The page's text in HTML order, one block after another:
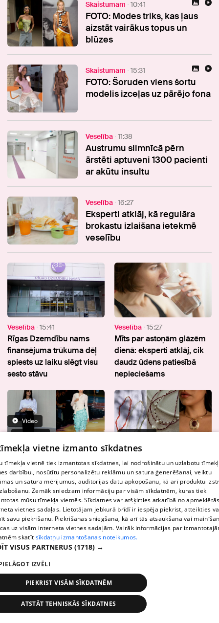
Skaistumam 10:41
FOTO: Modes triks, kas ļaus
aizstāt vairākus topus un
blūzes
Skaistumam 15:31
FOTO: Šoruden viens šortu
modelis izceļas uz pārējo fona
Veselība 11:38
Austrumu slimnīcā pērn
ārstēti aptuveni 1300 pacienti
ar akūtu insultu
Veselība 16:27
Eksperti atklāj, kā regulāra
brokastu izlaišana ietekmē
veselību
Veselība 15:41
Rīgas Dzemdību nams
finansējuma trūkuma dēļ
spiests uz laiku slēgt visu
sesto stāvu
Veselība 15:27
Mīts par astoņām glāzēm
dienā: eksperti atklāj, cik
daudz ūdens patiesībā
nepieciešams
Video
Skaistumam 14:39
FOTO: Atgriežas viena no
spilgtākajām 2000. gadu
tendencēm – modē atkal
dubultsvārki
Skaistumam
FOTO: 5 rotaslietu
tendences, kas šobrīd
dominē modes pasaulē
Reklāma
Māja, dārzs un receptes
Ziņas Meklēt 1188 play
vietne izmanto sīkdatnes
tīmekļa vietnē tiek izmantotas sīkdatnes, lai nodrošinātu un uzlabotu
darbību., nosūtītu personalizētu reklāmu un satura ģenerēšanai, veiktu
un satura mērījumus, auditorijas datu apkopošanu, kā arī produktu
Zemāk sniedzam informāciju par visām sīkdatnēm, kuras tiek
mūsu tīmekļa vietnēs. Sīkdatnes var atšķirties atkarībā no
vietnes sadaļas. Lietotājam jebkurā brīdī ir iespēja piekrist, atteikties
savu piekrišanu. Piekrišanas sniegšana, kā arī tās atsaukšana vai
uz visām interneta vietnes sadaļām. Vairāk informācijas par
skatīt sīkdatņu izmantošanas noteikumos.
VISUS PARTNERUS (1718) →
IZVĒLI
PIEKRIST VISĀM SĪKDATNĒM
ATSTĀT TEHNISKĀS SĪKDATNES